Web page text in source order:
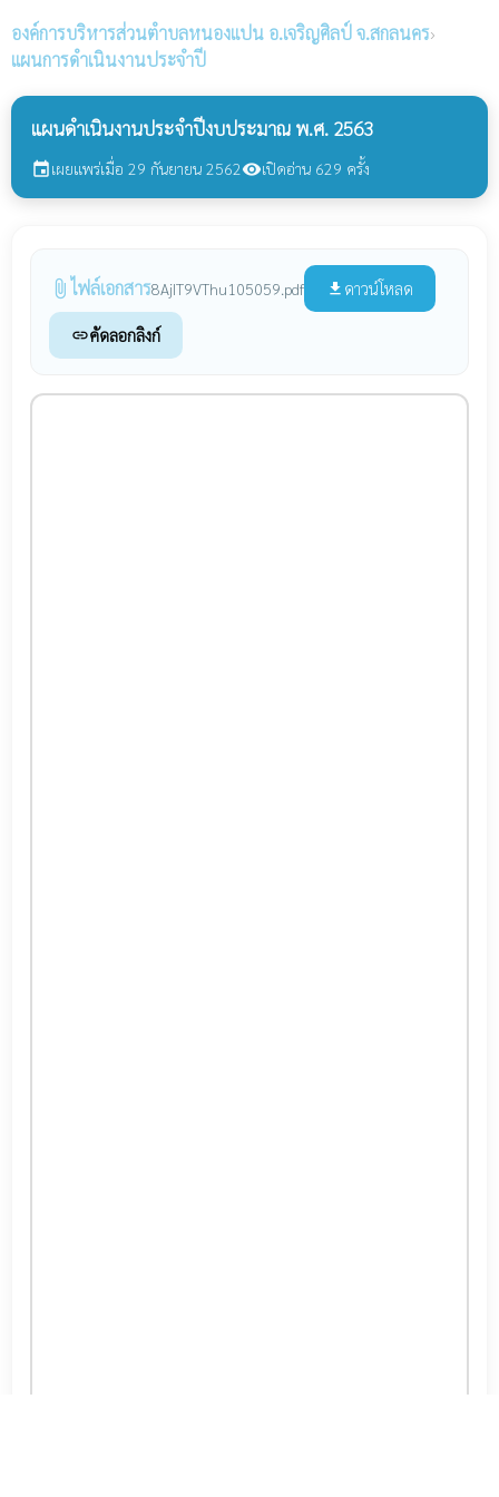
องค์การบริหารส่วนตำบลหนองแปน อ.เจริญศิลป์ จ.สกลนคร›
แผนการดำเนินงานประจำปี
แผนดำเนินงานประจำปีงบประมาณ พ.ศ. 2563
eventเผยแพร่เมื่อ 29 กันยายน 2562visibilityเปิดอ่าน 629 ครั้ง
attach_file ไฟล์เอกสาร8AjIT9VThu105059.pdf file_download ดาวน์โหลด
linkคัดลอกลิงก์